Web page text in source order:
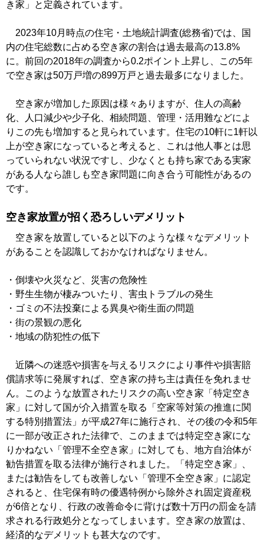
き家」と定義されています。
2023年10月時点の住宅・土地統計調査(総務省)では、国
内の住宅総数に占める空き家の割合は過去最高の13.8%
に。前回の2018年の調査から0.2ポイント上昇し、この5年
で空き家は50万戸増の899万戸と過去最多になりました。
空き家が増加した原因は様々ありますが、住人の高齢
化、人口減少や少子化、相続問題、管理・活用難などによ
りこの先も増加すると見られています。住宅の10軒に1軒以
上が空き家になっていると考えると、これは他人事とは思
っていられない状況ですし、少なくとも持ち家である実家
がある人なら誰しも空き家問題に向き合う可能性があるの
です。
空き家放置が招く恐ろしいデメリット
空き家を放置していると以下のような様々なデメリット
があることを認識しておかなければなりません。
・倒壊や火災など、災害の危険性
・野生生物が棲みついたり、害虫トラブルの発生
・ゴミの不法投棄による異臭や衛生面の問題
・街の景観の悪化
・地域の防犯性の低下
近隣への迷惑や損害を与えるリスクにより事件や損害賠
償請求等に発展すれば、空き家の持ち主は責任を免れませ
ん。このような放置されたリスクの高い空き家「特定空き
家」に対して国が介入措置を取る「空家等対策の推進に関
する特別措置法」が平成27年に施行され、その後の令和5年
に一部が改正された法律で、このままでは特定空き家にな
りかねない「管理不全空き家」に対しても、地方自治体が
勧告措置を取る法律が施行されました。「特定空き家」、
または勧告をしても改善しない「管理不全空き家」に認定
されると、住宅保有時の優遇特例から除外され固定資産税
が6倍となり、行政の改善命令に背けば数十万円の罰金を請
求される行政処分となってしまいます。空き家の放置は、
経済的なデメリットも甚大なのです。